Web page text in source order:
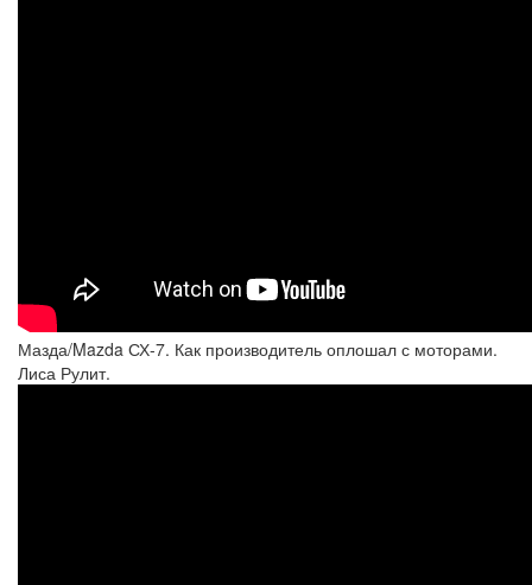
Мазда/Mazda СХ-7. Как производитель оплошал с моторами.
Лиса Рулит.